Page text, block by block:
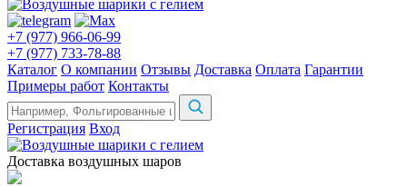
+7 (977) 966-06-99
+7 (977) 733-78-88
Каталог О компании Отзывы Доставка Оплата Гарантии
Примеры работ Контакты
Регистрация Вход
Доставка воздушных шаров